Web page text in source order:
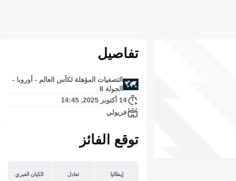
تفاصيل
التصفيات المؤهلة لكأس العالم - أوروبا -
الجولة 8
14 أكتوبر 2025, 14:45
فريولي
توقع الفائز
إيطاليا تعادل الكيان العبري